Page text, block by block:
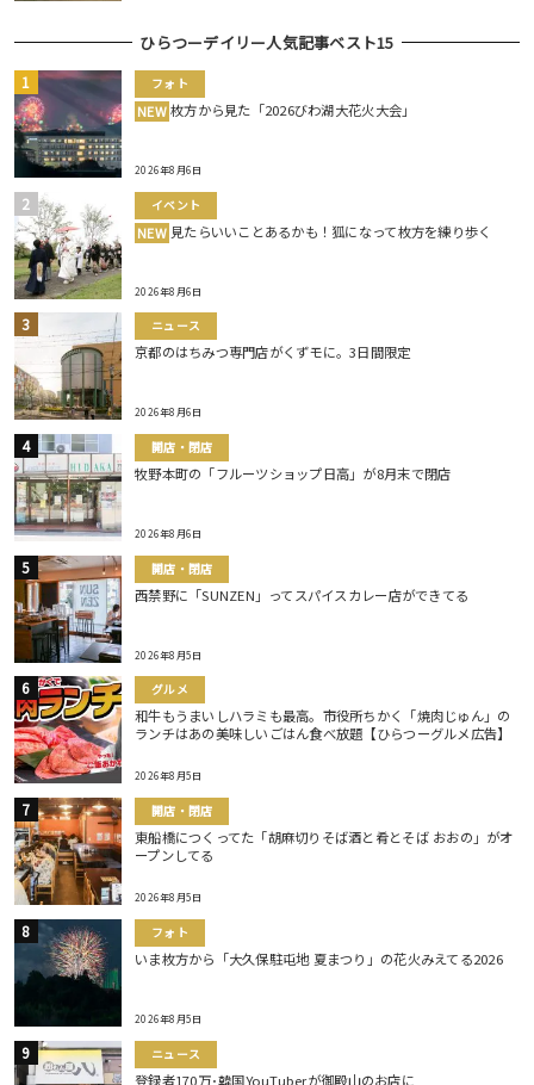
ひらつーデイリー人気記事ベスト15
フォト
NEW 枚方から見た「2026びわ湖大花火大会」
2026年8月6日
イベント
NEW 見たらいいことあるかも！狐になって枚方を練り歩く
2026年8月6日
ニュース
京都のはちみつ専門店がくずモに。3日間限定
2026年8月6日
開店・閉店
牧野本町の「フルーツショップ日高」が8月末で閉店
2026年8月6日
開店・閉店
西禁野に「SUNZEN」ってスパイスカレー店ができてる
2026年8月5日
グルメ
和牛もうまいしハラミも最高。市役所ちかく「焼肉じゅん」の
ランチはあの美味しいごはん食べ放題【ひらつーグルメ広告】
2026年8月5日
開店・閉店
東船橋につくってた「胡麻切りそば酒と肴とそば おおの」がオ
ープンしてる
2026年8月5日
フォト
いま枚方から「大久保駐屯地 夏まつり」の花火みえてる2026
2026年8月5日
ニュース
登録者170万･韓国YouTuberが御殿山のお店に